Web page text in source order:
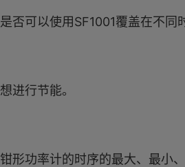
是否可以使用SF1001覆盖在不同
想进行节能。
钳形功率计的时序的最大、最小